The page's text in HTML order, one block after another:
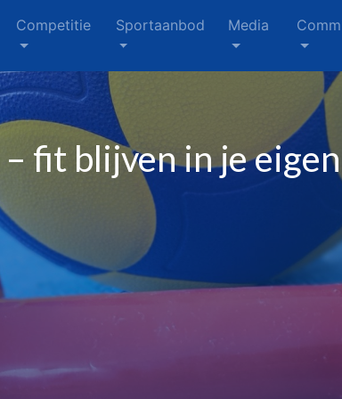
Competitie Sportaanbod Media
fit blijven in je